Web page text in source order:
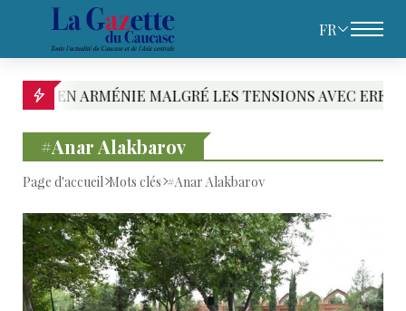
FR
ARMÉNIE MALGRÉ LES TENSIONS AVEC EREVAN
#Anar Alakbarov
Page d'accueil Mots clés #Anar Alakbarov